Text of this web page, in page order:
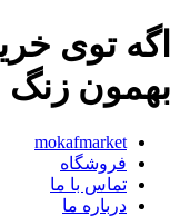
اگه توی
بهمون
mokafmarket
فروشگاه
تماس با ما
درباره ما